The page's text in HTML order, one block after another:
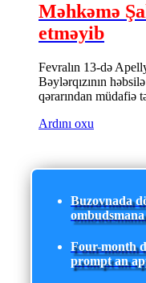
Məhkəmə
etməyib
Fevralın 13-də
Bəylərqızının
qərarından müdafiə
Ardını oxu
Buzovnada
Four-month
prompt an